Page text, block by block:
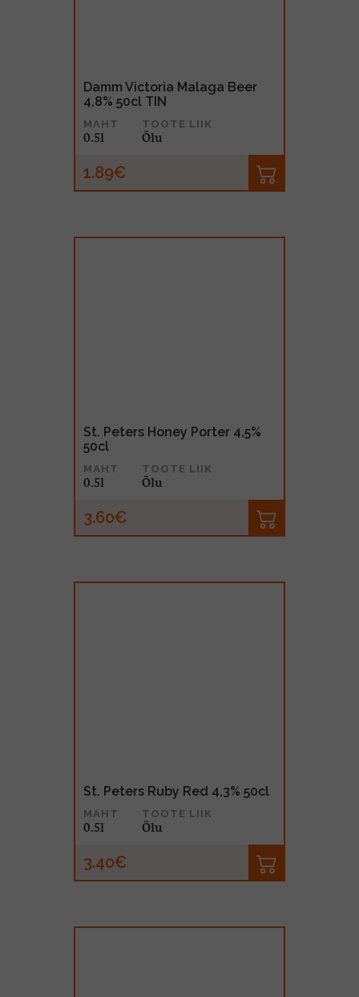
Damm Victoria Malaga Beer
4,8% 50cl TIN
MAHT
0.5l
TOOTE LIIK
Õlu
1.89€
St. Peters Honey Porter 4,5%
50cl
MAHT
0.5l
TOOTE LIIK
Õlu
3.60€
St. Peters Ruby Red 4,3% 50cl
MAHT
0.5l
TOOTE LIIK
Õlu
3.40€